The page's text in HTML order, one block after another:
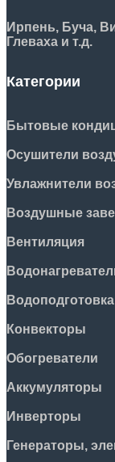
Ирпень, Буча,
Глеваха и т.д.
Категории
Бытовые
Осушители
Увлажнители
Воздушные
Вентиляция
Конвекторы
Обогреватели
Аккумуляторы
Инверторы
Генераторы,